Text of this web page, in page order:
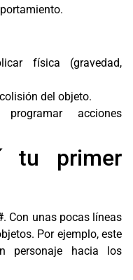
física (gravedad,
del objeto.
acciones
tu primer
. Con unas pocas líneas
Por ejemplo, este
personaje hacia los